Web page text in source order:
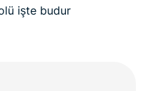
işte budur